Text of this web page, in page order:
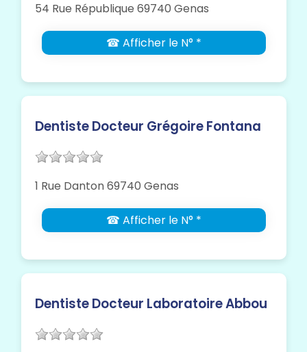
54 Rue République 69740 Genas
☎ Afficher le N° *
Dentiste Docteur Grégoire Fontana
1 Rue Danton 69740 Genas
☎ Afficher le N° *
Dentiste Docteur Laboratoire Abbou